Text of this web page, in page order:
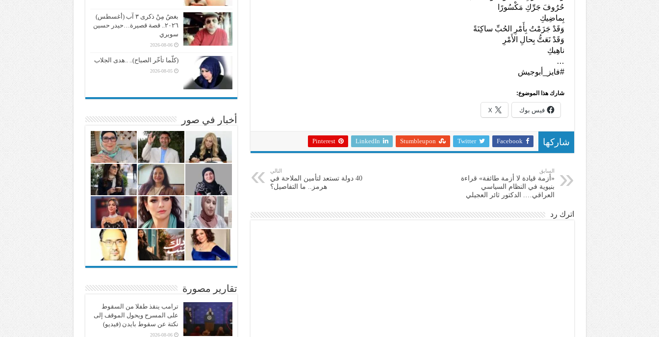
حُرُوفَ جَرِّكِ مَكْسُورًا
بِماضِيكِ
وَقَدْ جَزَمْتُ بِأَمْرِ الحُبِّ ساكِنَةً
وَقَدْ نَعَتُّ بِحالِ الأَمْرِ
ناهِيكِ
…
#فايز_أبوجيش
شارك هذا الموضوع:
فيس بوك X
شاركها Facebook
Twitter
Stumbleupon
LinkedIn
Pinterest
السابق
«أزمة قيادة لا أزمة طائفة» قراءة
بنيوية في النظام السياسي
العراقي…. الدكتور ثائر العجيلي
التالي
40 دولة تستعد لتأمين الملاحة في
هرمز.. ما التفاصيل؟
اترك رد
بغضُ مِنْ ذكرى ٣ آب (أغسطس)
٢٠٢٦.. قصة قصيرة…حيدر حسين
سويري
2026-08-06
(كلّما تأخّر الصباح).. ..هدى الجلاب
2026-08-05
أخبار في صور
تقارير مصورة
ترامب ينقذ طفلا من السقوط
على المسرح ويحول الموقف إلى
نكتة عن سقوط بايدن (فيديو)
2026-08-06